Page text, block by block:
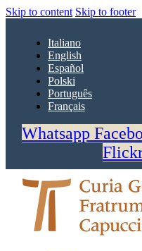
Skip to content Skip to footer
Italiano
English
Español
Polski
Português
Français
Whatsapp